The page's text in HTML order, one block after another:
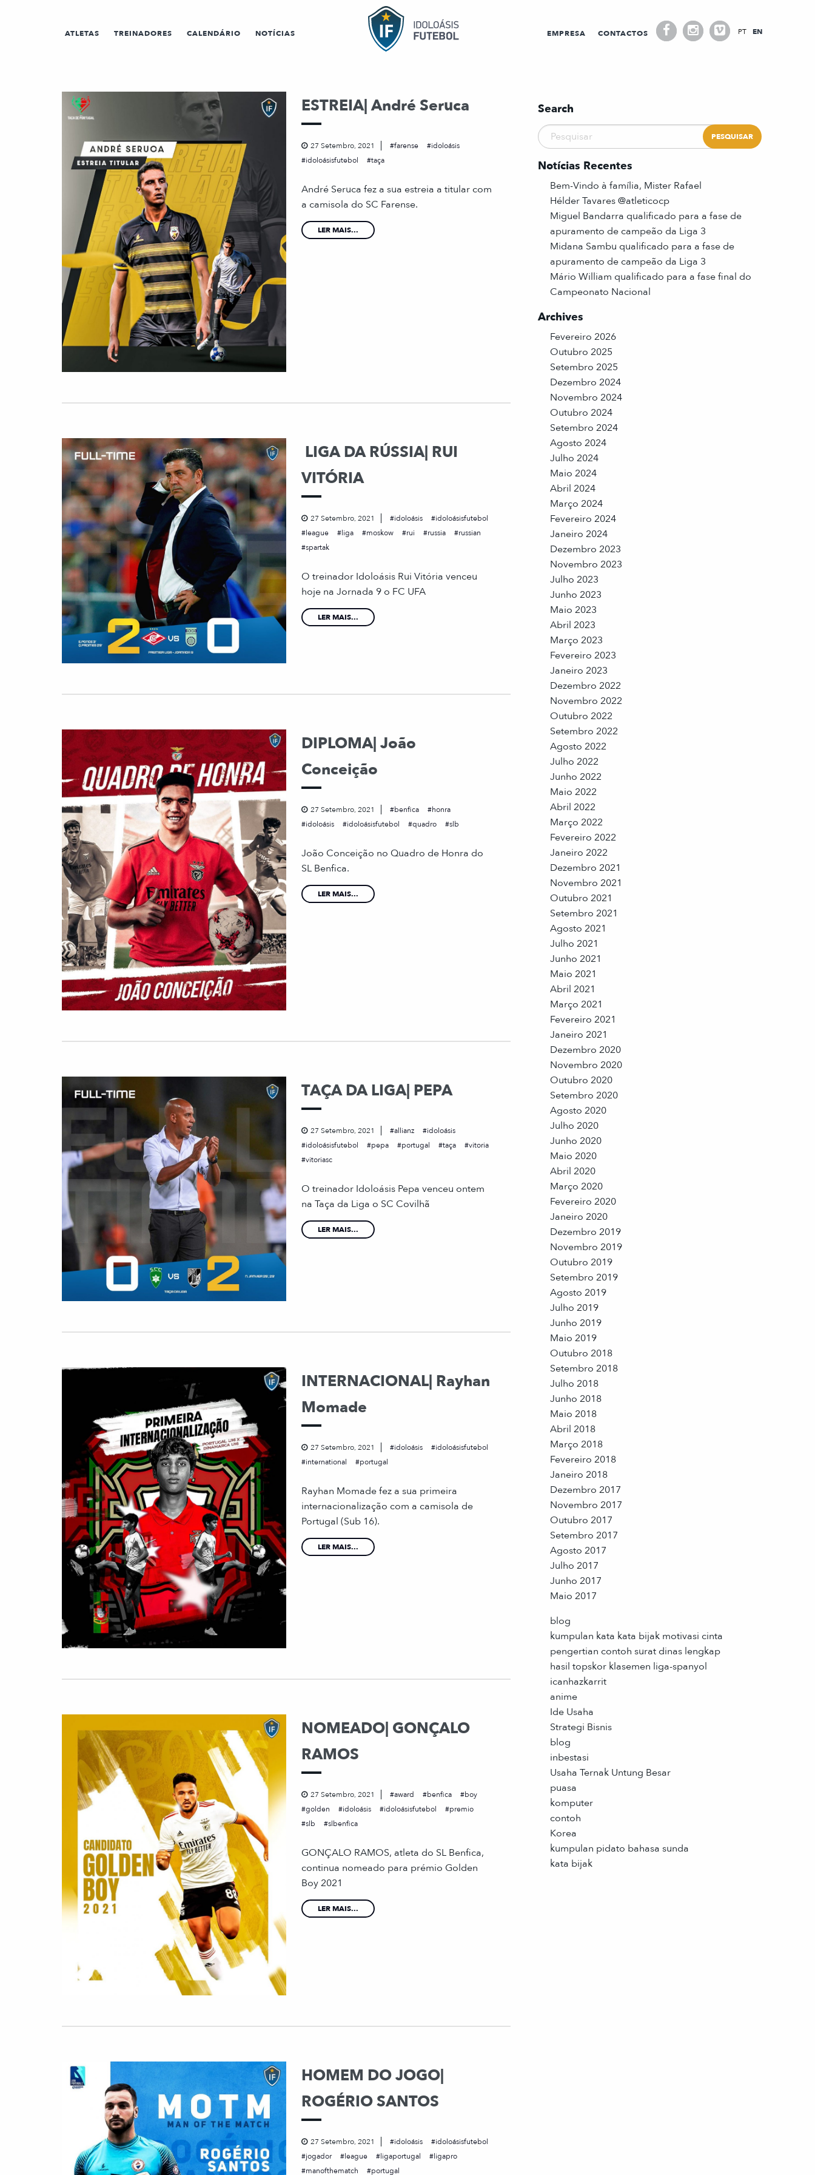
ATLETAS TREINADORES CALENDÁRIO NOTÍCIAS EMPRESA CONTACTOS PT EN
ESTREIA| André Seruca
27 Setembro, 2021 farense
idoloásis
idoloásisfutebol
taça
André Seruca fez a sua estreia a titular com
a camisola do SC Farense.
LER MAIS...
LIGA DA RÚSSIA| RUI
VITÓRIA
27 Setembro, 2021 idoloásis
idoloásisfutebol
league
liga moskow rui russia
russian
spartak
O treinador Idoloásis Rui Vitória venceu
hoje na Jornada 9 o FC UFA
LER MAIS...
DIPLOMA| João
Conceição
27 Setembro, 2021 benfica
honra
idoloásis
idoloásisfutebol quadro slb
João Conceição no Quadro de Honra do
SL Benfica.
LER MAIS...
TAÇA DA LIGA| PEPA
27 Setembro, 2021 allianz
idoloásis
idoloásisfutebol
pepa portugal taça
vitoria
vitoriasc
O treinador Idoloásis Pepa venceu ontem
na Taça da Liga o SC Covilhã
LER MAIS...
INTERNACIONAL| Rayhan
Momade
27 Setembro, 2021 idoloásis
idoloásisfutebol
international
portugal
Rayhan Momade fez a sua primeira
internacionalização com a camisola de
Portugal (Sub 16).
LER MAIS...
NOMEADO| GONÇALO
RAMOS
27 Setembro, 2021 award benfica
boy
golden
idoloásis idoloásisfutebol
premio
slb
slbenfica
GONÇALO RAMOS, atleta do SL Benfica,
continua nomeado para prémio Golden
Boy 2021
LER MAIS...
HOMEM DO JOGO|
ROGÉRIO SANTOS
27 Setembro, 2021 idoloásis
idoloásisfutebol
jogador
league ligaportugal
ligapro
manofthematch
portugal
Search
Notícias Recentes
Bem-Vindo à família, Mister Rafael
Hélder Tavares @atleticocp
Miguel Bandarra qualificado para a fase de
apuramento de campeão da Liga 3
Midana Sambu qualificado para a fase de
apuramento de campeão da Liga 3
Mário William qualificado para a fase final do
Campeonato Nacional
Archives
Fevereiro 2026
Outubro 2025
Setembro 2025
Dezembro 2024
Novembro 2024
Outubro 2024
Setembro 2024
Agosto 2024
Julho 2024
Maio 2024
Abril 2024
Março 2024
Fevereiro 2024
Janeiro 2024
Dezembro 2023
Novembro 2023
Julho 2023
Junho 2023
Maio 2023
Abril 2023
Março 2023
Fevereiro 2023
Janeiro 2023
Dezembro 2022
Novembro 2022
Outubro 2022
Setembro 2022
Agosto 2022
Julho 2022
Junho 2022
Maio 2022
Abril 2022
Março 2022
Fevereiro 2022
Janeiro 2022
Dezembro 2021
Novembro 2021
Outubro 2021
Setembro 2021
Agosto 2021
Julho 2021
Junho 2021
Maio 2021
Abril 2021
Março 2021
Fevereiro 2021
Janeiro 2021
Dezembro 2020
Novembro 2020
Outubro 2020
Setembro 2020
Agosto 2020
Julho 2020
Junho 2020
Maio 2020
Abril 2020
Março 2020
Fevereiro 2020
Janeiro 2020
Dezembro 2019
Novembro 2019
Outubro 2019
Setembro 2019
Agosto 2019
Julho 2019
Junho 2019
Maio 2019
Outubro 2018
Setembro 2018
Julho 2018
Junho 2018
Maio 2018
Abril 2018
Março 2018
Fevereiro 2018
Janeiro 2018
Dezembro 2017
Novembro 2017
Outubro 2017
Setembro 2017
Agosto 2017
Julho 2017
Junho 2017
Maio 2017
blog
kumpulan kata kata bijak motivasi cinta
pengertian contoh surat dinas lengkap
hasil topskor klasemen liga-spanyol
icanhazkarrit
anime
Ide Usaha
Strategi Bisnis
blog
inbestasi
Usaha Ternak Untung Besar
puasa
komputer
contoh
Korea
kumpulan pidato bahasa sunda
kata bijak